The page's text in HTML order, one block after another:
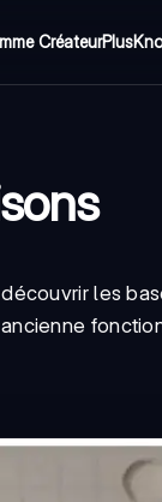
CréateurPlus
les